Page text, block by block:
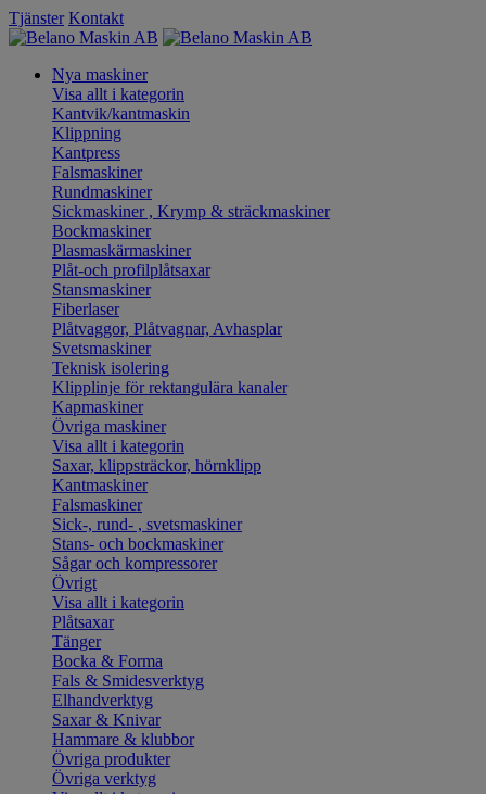
Tjänster Kontakt
Nya maskiner
Visa allt i kategorin
Kantvik/kantmaskin
Klippning
Kantpress
Falsmaskiner
Rundmaskiner
Sickmaskiner , Krymp & sträckmaskiner
Bockmaskiner
Plasmaskärmaskiner
Plåt-och profilplåtsaxar
Stansmaskiner
Fiberlaser
Plåtvaggor, Plåtvagnar, Avhasplar
Svetsmaskiner
Teknisk isolering
Klipplinje för rektangulära kanaler
Kapmaskiner
Övriga maskiner
Visa allt i kategorin
Saxar, klippsträckor, hörnklipp
Kantmaskiner
Falsmaskiner
Sick-, rund- , svetsmaskiner
Stans- och bockmaskiner
Sågar och kompressorer
Övrigt
Visa allt i kategorin
Plåtsaxar
Tänger
Bocka & Forma
Fals & Smidesverktyg
Elhandverktyg
Saxar & Knivar
Hammare & klubbor
Övriga produkter
Övriga verktyg